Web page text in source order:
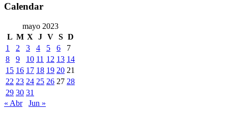
Calendar
mayo 2023
L M X J V S D
1
2 3 4 5 6
7
8
9 10 11 12 13 14
15 16 17 18 19 20 21
22 23 24 25 26 27 28
29 30 31
« Abr
Jun »